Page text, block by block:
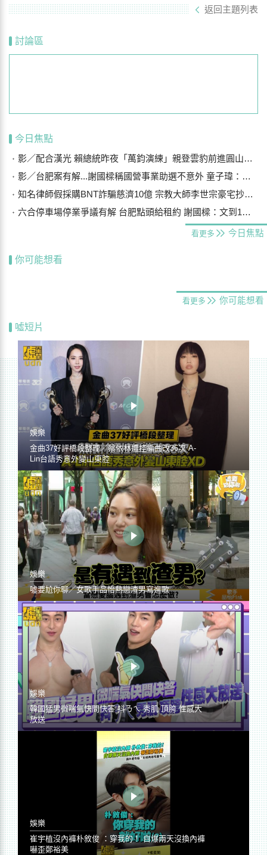
返回主題列表
討論區
今日焦點
影／配合漢光 賴總統昨夜「萬鈞演練」親登雲豹前進圓山指揮所
影／台肥案有解...謝國樑稱國營事業助選不意外 童子瑋：亡羊補牢
知名律師假採購BNT詐騙慈濟10億 宗教大師李世宗豪宅抄出158公斤黃金
六合停車場停業爭議有解 台肥點頭給租約 謝國樑：文到1周內核可
看更多 今日焦點
你可能想看
看更多 你可能想看
噓短片
娛樂
金曲37好評橋段整理／蔡依林遭控編曲改36次 A-
Lin台語秀意外變山東腔
娛樂
噓要尬你聊／女歌手品怡熱戀渣男寫進歌
娛樂
韓國猛男微喘氣快問快答 抖ㄋㄟ 秀肌 頂胯 性感大
放送
娛樂
崔宇植沒內褲朴敘俊 ：穿我的！ 自爆兩天沒換內褲
嚇歪鄭裕美